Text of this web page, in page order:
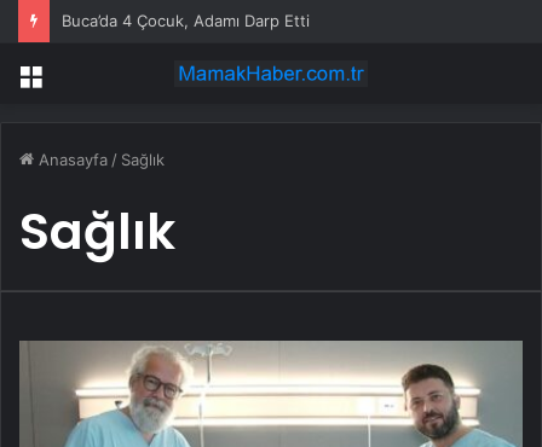
Buca’da 4 Çocuk, Adamı Darp Etti
Menü
Anasayfa / Sağlık
Sağlık